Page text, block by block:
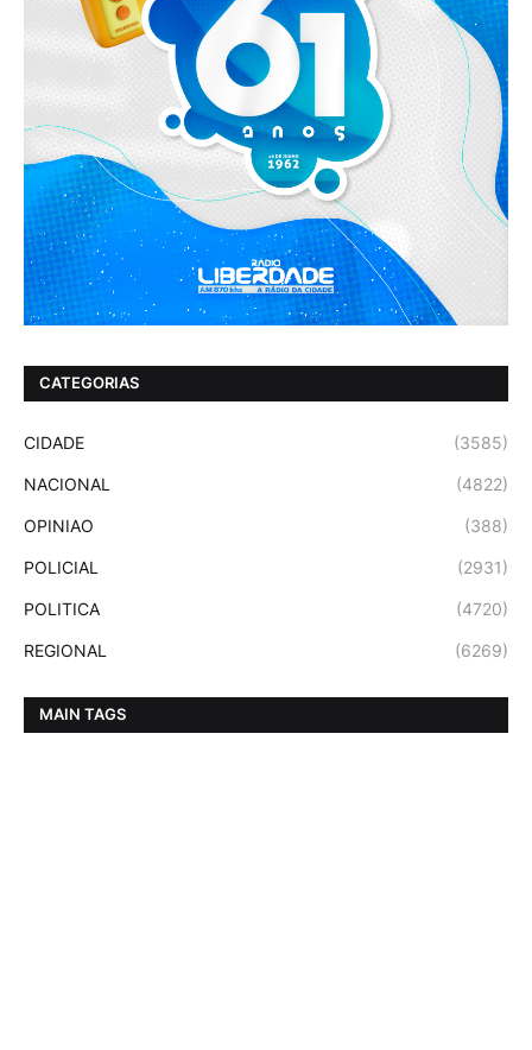
CATEGORIAS
CIDADE (3585)
NACIONAL (4822)
OPINIAO (388)
POLICIAL (2931)
POLITICA (4720)
REGIONAL (6269)
MAIN TAGS